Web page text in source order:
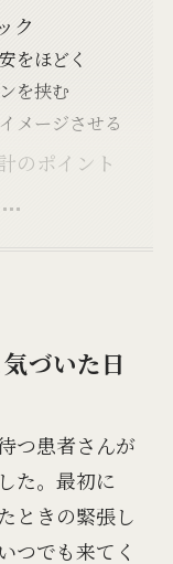
ク
をほどく
を挟む
メージさせる
のポイント
づいた日
つ患者さんが
た。最初に
ときの緊張し
つでも来てく